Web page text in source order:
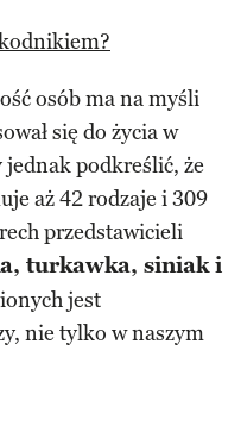
osób ma na myśli
się do życia w
podkreślić, że
aż 42 rodzaje i 309
przedstawicieli
turkawka, siniak i
jest
nie tylko w naszym